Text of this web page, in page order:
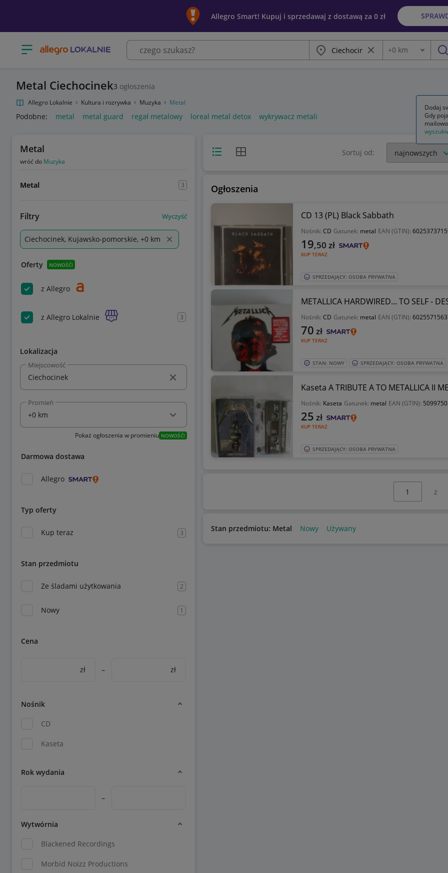
Allegro Smart! Kupuj i sprzedawaj z dostawą za 0 zł
Otwórz menu z kategoriami Miasto Wyczyść frazę
Odległość
+0 km
Metal Ciechocinek3 ogłoszenia
Allegro Lokalnie Kultura i rozrywka Muzyka Metal
Podobne: metal metal guard regał metalowy loreal metal detox wykrywacz metali
Metal
wróć do Muzyka
Metal 3
Filtry Wyczyść
Ciechocinek, Kujawsko-pomorskie, +0 km
Oferty NOWOŚĆ!
z Allegro
z Allegro Lokalnie 3
Lokalizacja
Miejscowość
Promień
Pokaż ogłoszenia w promieniu NOWOŚĆ!
Darmowa dostawa
Allegro
Typ oferty
Kup teraz 3
Stan przedmiotu
Ze śladami użytkowania 2
Nowy 1
Cena
zł – zł
Nośnik
CD
Kaseta
Rok wydania
–
Wytwórnia
Blackened Recordings
Morbid Noizz Productions
Widok listyWidok siatki Sortuj od:
Ogłoszenia
CD 13 (PL) Black Sabbath
Nośnik: CD Gatunek: metal EAN (GTIN):
KUP TERAZ
19,50 zł
SPRZEDAJĄCY: OSOBA PRYWATNA
METALLICA HARDWIRED... TO SELF -
Nośnik: CD Gatunek: metal EAN (GTIN):
KUP TERAZ
70 zł
STAN: NOWY SPRZEDAJĄCY: OSOBA PRYWATNA
Kaseta A TRIBUTE A TO METALLICA II
Nośnik: Kaseta Gatunek: metal EAN (GTIN):
KUP TERAZ
25 zł
SPRZEDAJĄCY: OSOBA PRYWATNA
z
Stan przedmiotu: Metal Nowy Używany
Dodaj
Gdy